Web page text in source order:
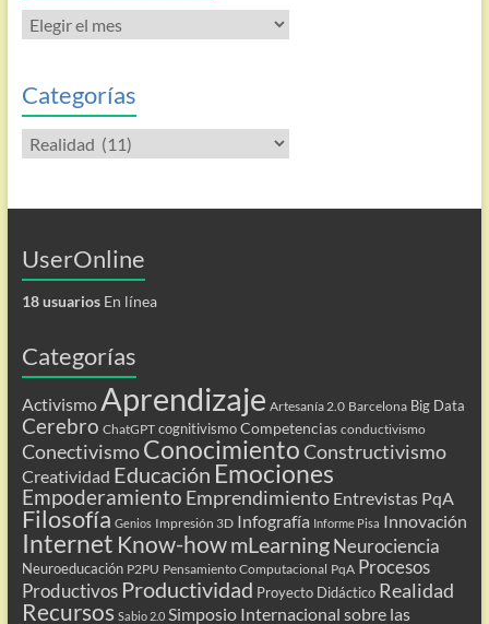
Todas
las
Categorías
Categorías
UserOnline
18 usuariosEn línea
Categorías
ActivismoAprendizaje Artesanía 2.0 Barcelona Big Data
Cerebro ChatGPT cognitivismo Competencias conductivismo
ConectivismoConocimientoConstructivismo
Creatividad Educación Emociones
Empoderamiento Emprendimiento Entrevistas PqA
Filosofía Genios Impresión 3D Infografía Informe Pisa Innovación
Internet Know-howmLearning Neurociencia
Neuroeducación P2PU Pensamiento Computacional PqA Procesos
Productivos Productividad Proyecto Didáctico Realidad
Recursos Sabio 2.0 Simposio Internacional sobre las